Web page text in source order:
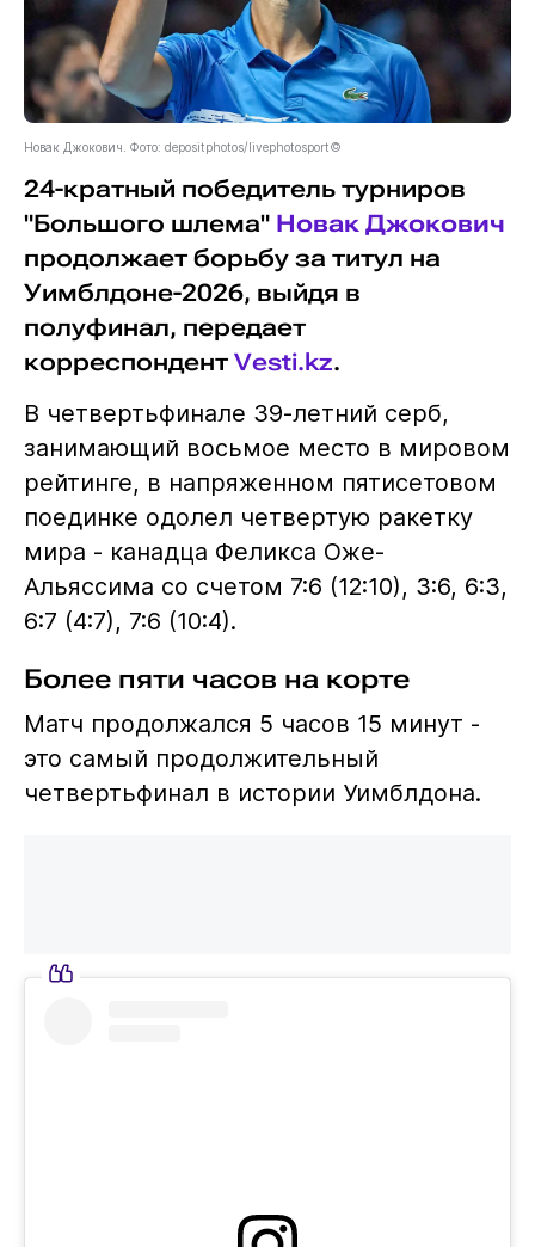
Новак Джокович. Фото: depositphotos/livephotosport©
24-кратный победитель турниров
"Большого шлема" Новак Джокович
продолжает борьбу за титул на
Уимблдоне-2026, выйдя в
полуфинал, передает
корреспондент Vesti.kz.
В четвертьфинале 39-летний серб,
занимающий восьмое место в мировом
рейтинге, в напряженном пятисетовом
поединке одолел четвертую ракетку
мира - канадца Феликса Оже-
Альяссима со счетом 7:6 (12:10), 3:6, 6:3,
6:7 (4:7), 7:6 (10:4).
Более пяти часов на корте
Матч продолжался 5 часов 15 минут -
это самый продолжительный
четвертьфинал в истории Уимблдона.